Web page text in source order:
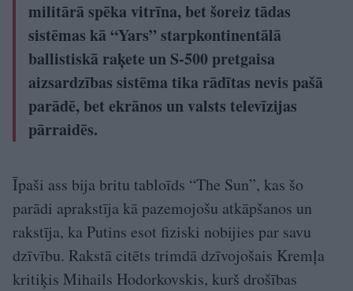
militārā spēka vitrīna, bet šoreiz tādas
sistēmas kā “Yars” starpkontinentālā
ballistiskā raķete un S-500 pretgaisa
aizsardzības sistēma tika rādītas nevis pašā
parādē, bet ekrānos un valsts televīzijas
pārraidēs.
Īpaši ass bija britu tabloīds “The Sun”, kas šo
parādi aprakstīja kā pazemojošu atkāpšanos un
rakstīja, ka Putins esot fiziski nobijies par savu
dzīvību. Rakstā citēts trimdā dzīvojošais Kremļa
kritiķis Mihails Hodorkovskis, kurš drošības